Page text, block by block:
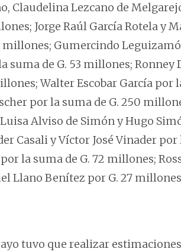
Claudelina Lezcano de
Jorge Raúl García Rotela y
millones; Gumercindo
suma de G. 53 millones; Ronney
Walter Escobar García
por la suma de G. 250
Alviso de Simón y Hugo
Casali y Víctor José Vinader
la suma de G. 72 millones;
Llano Benítez por G. 27
tuvo que realizar